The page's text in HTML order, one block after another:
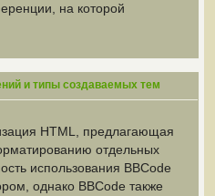
на которой
и типы создаваемых тем
HTML, предлагающая
отдельных
использования BBCode
однако BBCode также